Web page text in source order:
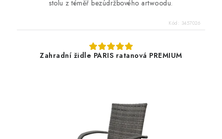
stolu z téměř bezúdržbového artwoodu.
Kód: 3457026
Zahradní židle PARIS ratanová PREMIUM